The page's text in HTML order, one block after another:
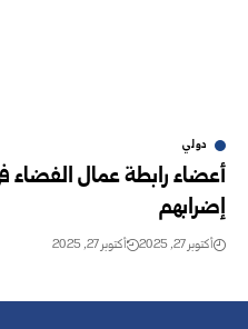
دولي
أعضاء رابطة عمال الفضاء
إضرابهم
أكتوبر 27, 2025 أكتوبر 27, 2025